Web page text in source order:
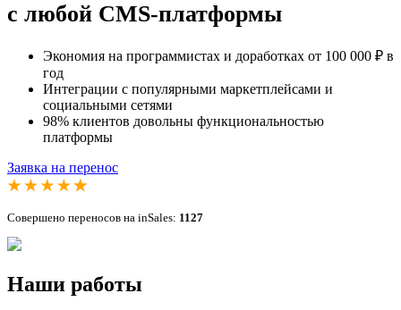
с любой CMS-платформы
Экономия на программистах и доработках от 100 000 ₽ в
год
Интеграции с популярными маркетплейсами и
социальными сетями
98% клиентов довольны функциональностью
платформы
Заявка на перенос
Совершено переносов на inSales: 1127
Наши работы